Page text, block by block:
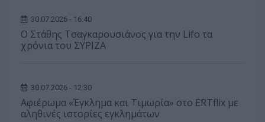
30.07.2026 - 16:40
Ο Στάθης Τσαγκαρουσιάνος για την Lifo τα
χρόνια του ΣΥΡΙΖΑ
30.07.2026 - 12:30
Αφιέρωμα «Έγκλημα και Τιμωρία» στο ERTflix με
αληθινές ιστορίες εγκλημάτων